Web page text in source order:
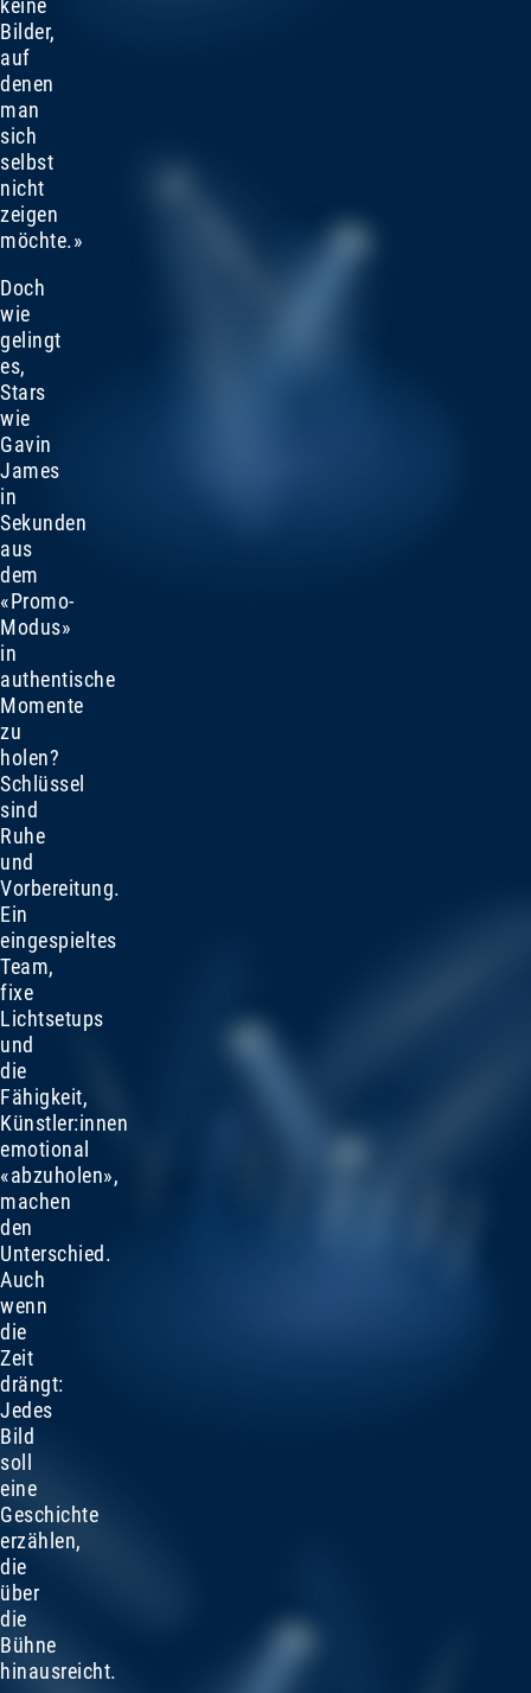
Bilder,
auf
denen
man
sich
selbst
nicht
zeigen
möchte.»
Doch
wie
gelingt
es,
Stars
wie
Gavin
James
in
Sekunden
aus
dem
«Promo-
Modus»
in
authentische
Momente
zu
holen?
Schlüssel
sind
Ruhe
und
Vorbereitung.
Ein
eingespieltes
Team,
fixe
Lichtsetups
und
die
Fähigkeit,
Künstler:innen
emotional
«abzuholen»,
machen
den
Unterschied.
Auch
wenn
die
Zeit
drängt:
Jedes
Bild
soll
eine
Geschichte
erzählen,
die
über
die
Bühne
hinausreicht.